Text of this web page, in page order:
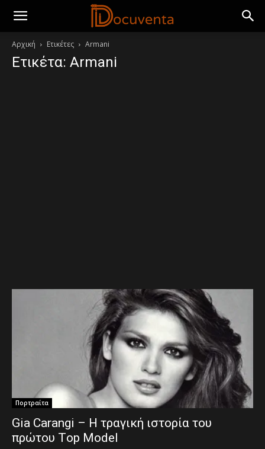
Αρχική Ετικέτες Armani
Ετικέτα: Armani
Πορτραίτα
Gia Carangi – Η τραγική ιστορία του
πρώτου Τop Μodel